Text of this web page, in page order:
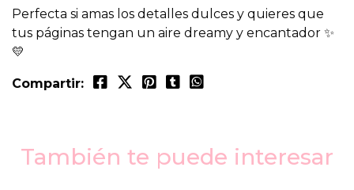
Perfecta si amas los detalles dulces y quieres que
tus páginas tengan un aire dreamy y encantador ✨
💛
Compartir:
También te puede interesar